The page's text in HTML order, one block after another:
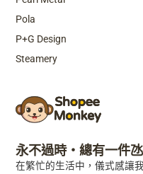
Pola
P+G Design
Steamery
永不過時・總有一件
在繁忙的生活中，儀式感讓